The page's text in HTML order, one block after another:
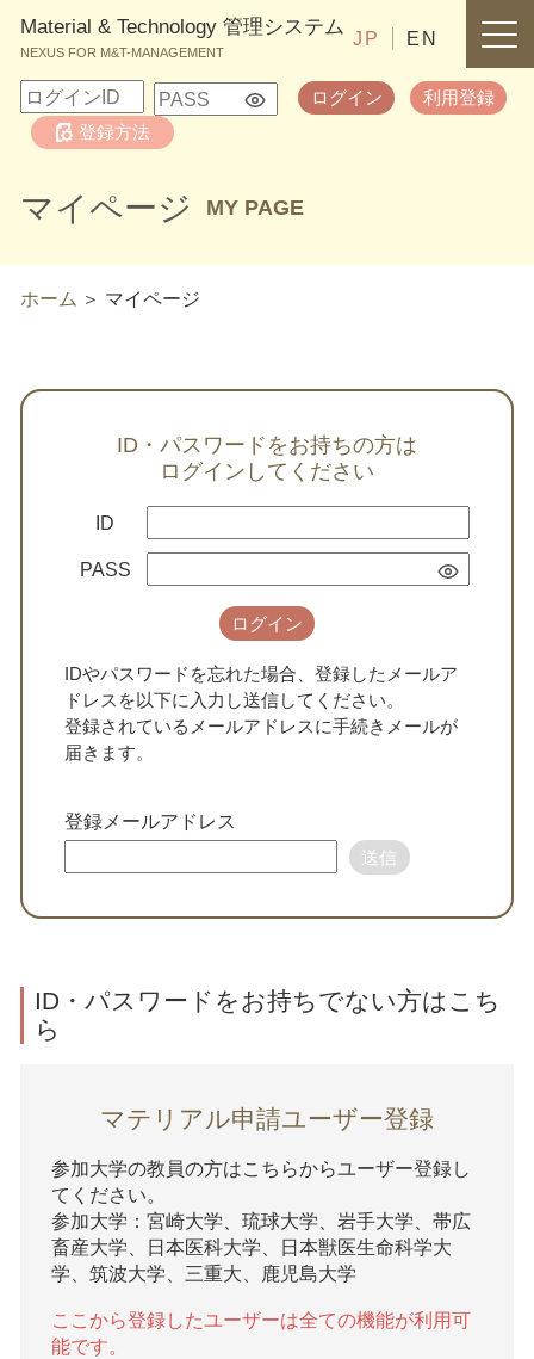
Material & Technology 管理システム
NEXUS FOR M&T-MANAGEMENT
ログイン
利用登録
登録方法
JP EN
マイページ MY PAGE
ホーム マイページ
ID・パスワードをお持ちの方は
ログインしてください
ID
PASS
ログイン
IDやパスワードを忘れた場合、登録したメールア
ドレスを以下に入力し送信してください。
登録されているメールアドレスに手続きメールが
届きます。
登録メールアドレス
送信
ID・パスワードをお持ちでない方はこち
ら
マテリアル申請ユーザー登録
参加大学の教員の方はこちらからユーザー登録し
てください。
参加大学：宮崎大学、琉球大学、岩手大学、帯広
畜産大学、日本医科大学、日本獣医生命科学大
学、筑波大学、三重大、鹿児島大学
ここから登録したユーザーは全ての機能が利用可
能です。